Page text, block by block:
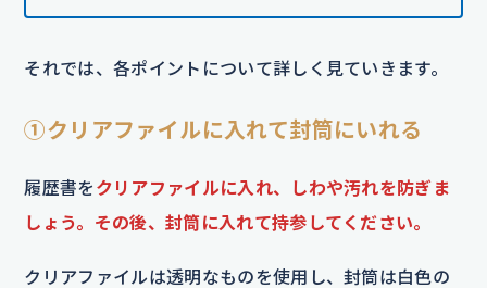
それでは、各ポイントについて詳しく見ていきます。
①クリアファイルに入れて封筒にいれる
履歴書を クリアファイルに入れ、しわや汚れを防ぎま
しょう。その後、封筒に入れて持参してください。
クリアファイルは透明なものを使用し、封筒は白色の